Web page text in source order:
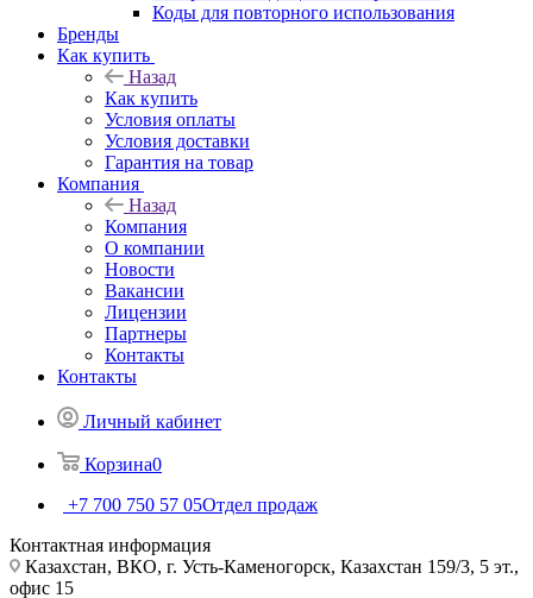
Коды для повторного использования
Бренды
Как купить
Назад
Как купить
Условия оплаты
Условия доставки
Гарантия на товар
Компания
Назад
Компания
О компании
Новости
Вакансии
Лицензии
Партнеры
Контакты
Контакты
Личный кабинет
Корзина0
+7 700 750 57 05Отдел продаж
Контактная информация
Казахстан, ВКО, г. Усть-Каменогорск, Казахстан 159/3, 5 эт.,
офис 15